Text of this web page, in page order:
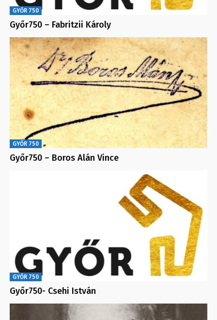
GYŐR 750
Győr750 – Fabritzii Károly
GYŐR 750
Győr750 – Boros Alán Vince
GYŐR 750
Győr750- Csehi István